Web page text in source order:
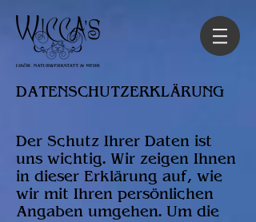
DATENSCHUTZERKLÄRUNG
Der Schutz Ihrer Daten ist
uns wichtig. Wir zeigen Ihnen
in dieser Erklärung auf, wie
wir mit Ihren persönlichen
Angaben umgehen. Um die